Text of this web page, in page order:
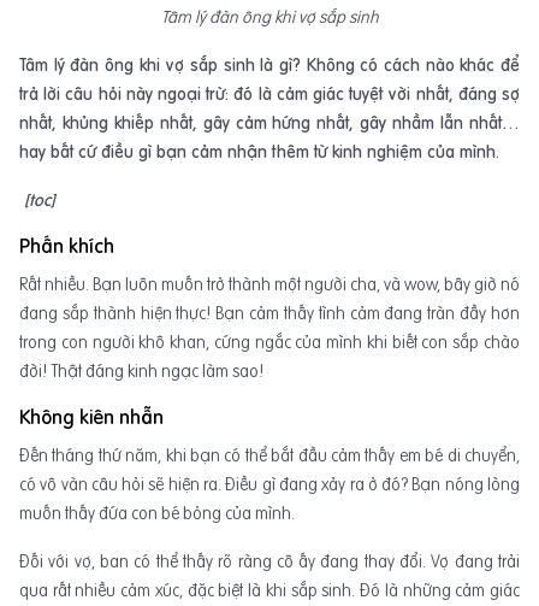
Tâm lý đàn ông khi vợ sắp sinh
Tâm lý đàn ông khi vợ sắp sinh là gì? Không có cách nào khác để
trả lời câu hỏi này ngoại trừ: đó là cảm giác tuyệt vời nhất, đáng sợ
nhất, khủng khiếp nhất, gây cảm hứng nhất, gây nhầm lẫn nhất…
hay bất cứ điều gì bạn cảm nhận thêm từ kinh nghiệm của mình.
[toc]
Phấn khích
Rất nhiều. Bạn luôn muốn trở thành một người cha, và wow, bây giờ nó
đang sắp thành hiện thực! Bạn cảm thấy tình cảm đang tràn đầy hơn
trong con người khô khan, cứng ngắc của mình khi biết con sắp chào
đời! Thật đáng kinh ngạc làm sao!
Không kiên nhẫn
Đến tháng thứ năm, khi bạn có thể bắt đầu cảm thấy em bé di chuyển,
có vô vàn câu hỏi sẽ hiện ra. Điều gì đang xảy ra ở đó? Bạn nóng lòng
muốn thấy đứa con bé bỏng của mình.
Đối với vợ, ban có thể thấy rõ ràng cô ấy đang thay đổi. Vợ đang trải
qua rất nhiều cảm xúc, đặc biệt là khi sắp sinh. Đó là những cảm giác